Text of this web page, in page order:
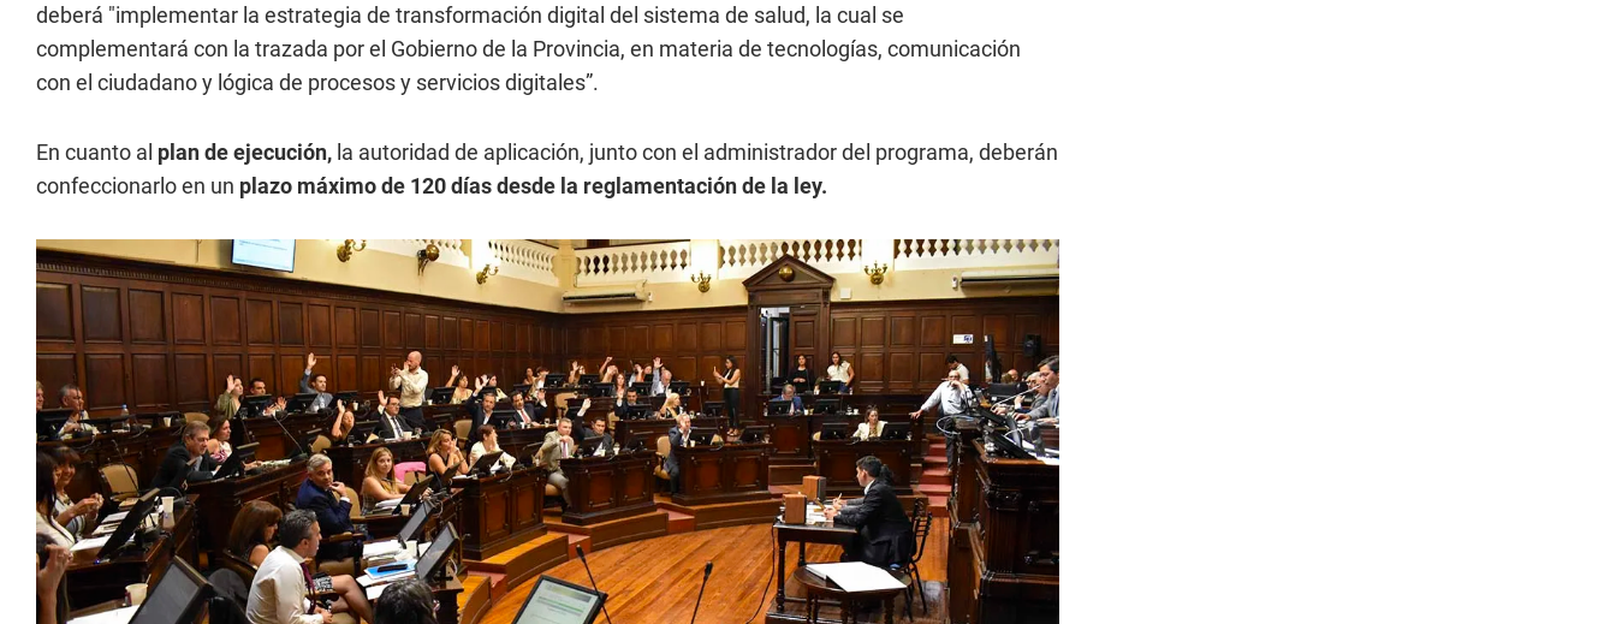
deberá "implementar la estrategia de transformación digital del sistema de salud, la cual se
complementará con la trazada por el Gobierno de la Provincia, en materia de tecnologías, comunicación
con el ciudadano y lógica de procesos y servicios digitales”.
En cuanto al plan de ejecución, la autoridad de aplicación, junto con el administrador del programa, deberán
confeccionarlo en un plazo máximo de 120 días desde la reglamentación de la ley.